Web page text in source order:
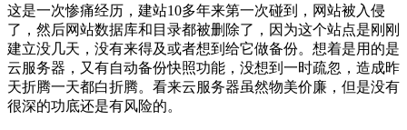
这是一次惨痛经历，建站10多年来第一次碰到，网站被入侵
了，然后网站数据库和目录都被删除了，因为这个站点是刚刚
建立没几天，没有来得及或者想到给它做备份。想着是用的是
云服务器，又有自动备份快照功能，没想到一时疏忽，造成昨
天折腾一天都白折腾。看来云服务器虽然物美价廉，但是没有
很深的功底还是有风险的。